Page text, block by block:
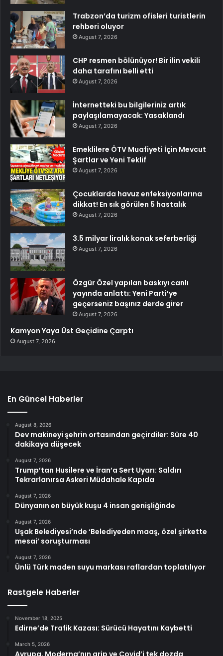
Trabzon’da turizm ofisleri turistlerin
rehberi oluyor
August 7, 2026
CHP resmen bölünüyor! Bir ilin vekili
daha tarafını belli etti
August 7, 2026
İnternetteki bu bilgileriniz artık
paylaşılamayacak: Yasaklandı
August 7, 2026
Emeklilere ÖTV Muafiyeti İçin Mevcut
Şartlar ve Yeni Teklif
August 7, 2026
Çocuklarda havuz enfeksiyonlarına
dikkat! En sık görülen 5 hastalık
August 7, 2026
3.5 milyar liralık konak seferberliği
August 7, 2026
Özgür Özel yapılan baskıyı canlı
yayında anlattı: Yeni Parti’ye
geçerseniz başınız derde girer
August 7, 2026
Kamyon Yaya Üst Geçidine Çarptı
August 7, 2026
En Güncel Haberler
August 8, 2026
Dev makineyi şehrin ortasından geçirdiler: Süre 40
dakikaya düşecek
August 7, 2026
Trump’tan Husilere ve İran’a Sert Uyarı: Saldırı
Tekrarlanırsa Askeri Müdahale Kapıda
August 7, 2026
Dünyanın en büyük kuşu 4 insan genişliğinde
August 7, 2026
Uşak Belediyesi’nde ‘Belediyeden maaş, özel şirkette
mesai’ soruşturması
August 7, 2026
Ünlü Türk maden suyu markası raflardan toplatılıyor
Rastgele Haberler
November 18, 2025
Edirne’de Trafik Kazası: Sürücü Hayatını Kaybetti
March 5, 2026